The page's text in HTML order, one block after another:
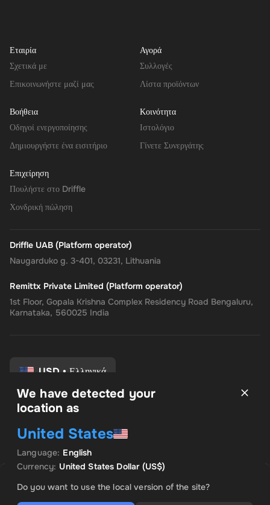
Save 5% with Plus
US$ 3.86
ΠΡΟΚΕΙΜΕΝΗ ΠΡΟΣΦΟΡΑ
Εταιρία
Σχετικά με
Επικοινωνήστε μαζί μας
Αγορά
Συλλογές
Λίστα προϊόντων
Βοήθεια
Οδηγοί ενεργοποίησης
Δημιουργήστε ένα εισιτήριο
Κοινότητα
Ιστολόγιο
Γίνετε Συνεργάτης
Επιχείρηση
Πουλήστε στο Driffle
Χονδρική πώληση
Driffle UAB (Platform operator)
Naugarduko g. 3-401, 03231, Lithuania
Remittx Private Limited (Platform operator)
1st Floor, Gopala Krishna Complex Residency Road Bengaluru,
Karnataka, 560025 India
USD • Ελληνικά
Πολιτική Απορρήτου
Πολιτική επιστροφής
Προτιμήσεις συναίνεσης
We have detected your
location as
United States
Language: English
Currency: United States Dollar(US$)
Do you want to use the local version of the site?